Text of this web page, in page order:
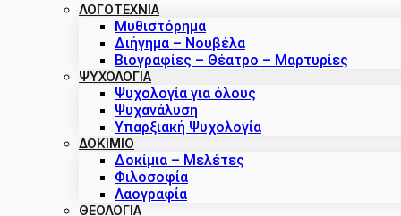
ΛΟΓΟΤΕΧΝΙΑ
Μυθιστόρημα
Διήγημα – Νουβέλα
Βιογραφίες – Θέατρο – Μαρτυρίες
ΨΥΧΟΛΟΓΙΑ
Ψυχολογία για όλους
Ψυχανάλυση
Υπαρξιακή Ψυχολογία
ΔΟΚΊΜΙΟ
Δοκίμια – Μελέτες
Φιλοσοφία
Λαογραφία
ΘΕΟΛΟΓΙΑ